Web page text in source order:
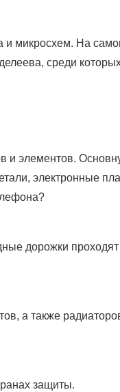
и микросхем. На
среди
и элементов.
электронные
дорожки проходят
а также
защиты.